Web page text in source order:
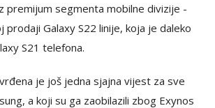
premijum segmenta mobilne divizije -
prodaji Galaxy S22 linije, koja je daleko
S21 telefona.
je još jedna sjajna vijest za sve
a koji su ga zaobilazili zbog Exynos